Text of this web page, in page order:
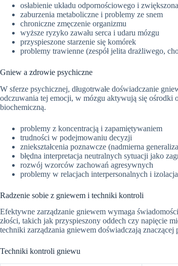
osłabienie układu odpornościowego i
zaburzenia metaboliczne i problemy ze snem
chroniczne zmęczenie organizmu
wyższe ryzyko zawału serca i udaru mózgu
przyspieszone starzenie się komórek
problemy trawienne (zespół jelita drażliwego,
Gniew a zdrowie psychiczne
W sferze psychicznej, długotrwałe doświadczanie
odczuwania tej emocji, w mózgu aktywują się ośrodki
biochemiczną.
problemy z koncentracją i zapamiętywaniem
trudności w podejmowaniu decyzji
zniekształcenia poznawcze (nadmierna
błędna interpretacja neutralnych sytuacji jako
rozwój wzorców zachowań agresywnych
problemy w relacjach interpersonalnych i izolacja
Radzenie sobie z gniewem i techniki kontroli
Efektywne zarządzanie gniewem wymaga
złości, takich jak przyspieszony oddech czy napięcie
techniki zarządzania gniewem doświadczają
Techniki kontroli gniewu